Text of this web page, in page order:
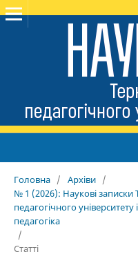
Головна / Архіви /
№ 1 (2026): Наукові записки
педагогічного
педагогіка
/
Статті